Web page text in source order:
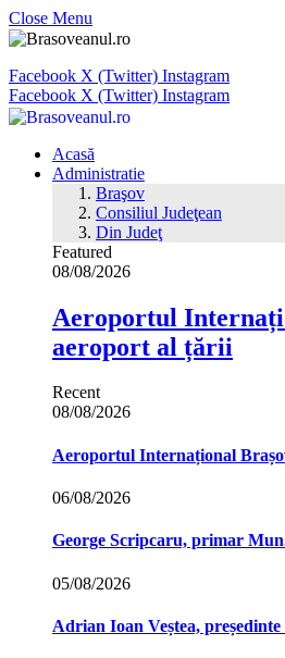
Close Menu
Facebook X (Twitter) Instagram
Facebook X (Twitter) Instagram
Acasă
Administratie
Braşov
Consiliul Judeţean
Din Judeţ
Featured
08/08/2026
Aeroportul
aeroport al țării
Recent
08/08/2026
Aeroportul Internațional
06/08/2026
George Scripcaru, primar
05/08/2026
Adrian Ioan Veștea,